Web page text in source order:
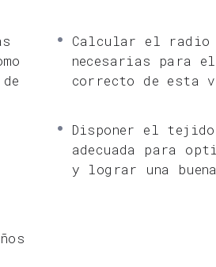
técnicos y
1/4 capa
Calcular el radio
necesarias para
correcto de esta
Disponer el tejido
adecuada para
y lograr una